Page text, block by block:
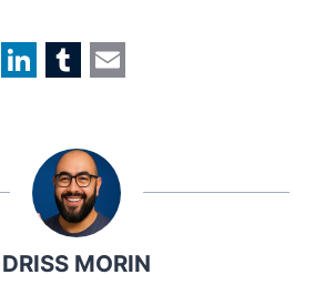
k
d
m
b
l
r
a
i
l
DRISS MORIN